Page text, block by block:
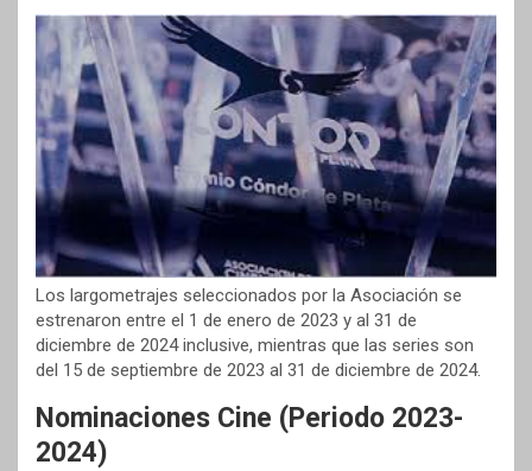
Los largometrajes seleccionados por la Asociación se
estrenaron entre el 1 de enero de 2023 y al 31 de
diciembre de 2024 inclusive, mientras que las series son
del 15 de septiembre de 2023 al 31 de diciembre de 2024.
Nominaciones Cine (Periodo 2023-
2024)